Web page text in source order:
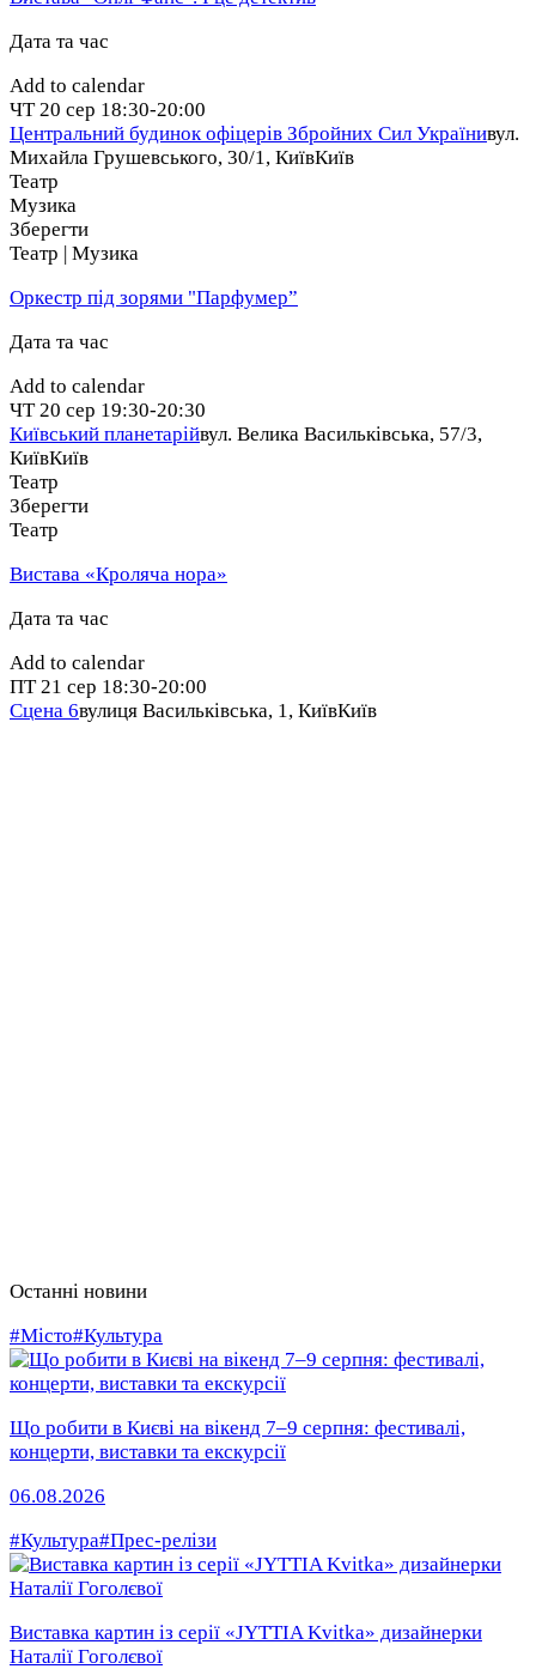
Дата та час
Add to calendar
ЧТ 20 сер 18:30-20:00
Центральний будинок офіцерів Збройних Cил Українивул.
Михайла Грушевського, 30/1, КиївКиїв
Театр
Музика
Зберегти
Театр | Музика
Оркестр під зорями "Парфумер”
Дата та час
Add to calendar
ЧТ 20 сер 19:30-20:30
Київський планетарійвул. Велика Васильківська, 57/3,
КиївКиїв
Театр
Зберегти
Театр
Вистава «Кроляча нора»
Дата та час
Add to calendar
ПТ 21 сер 18:30-20:00
Сцена 6вулиця Васильківська, 1, КиївКиїв
Останні новини
#Місто#Культура
Що робити в Києві на вікенд 7–9 серпня: фестивалі,
концерти, виставки та екскурсії
06.08.2026
#Культура#Прес-релізи
Виставка картин із серії «JYTTIA Kvitka» дизайнерки
Наталії Гоголєвої